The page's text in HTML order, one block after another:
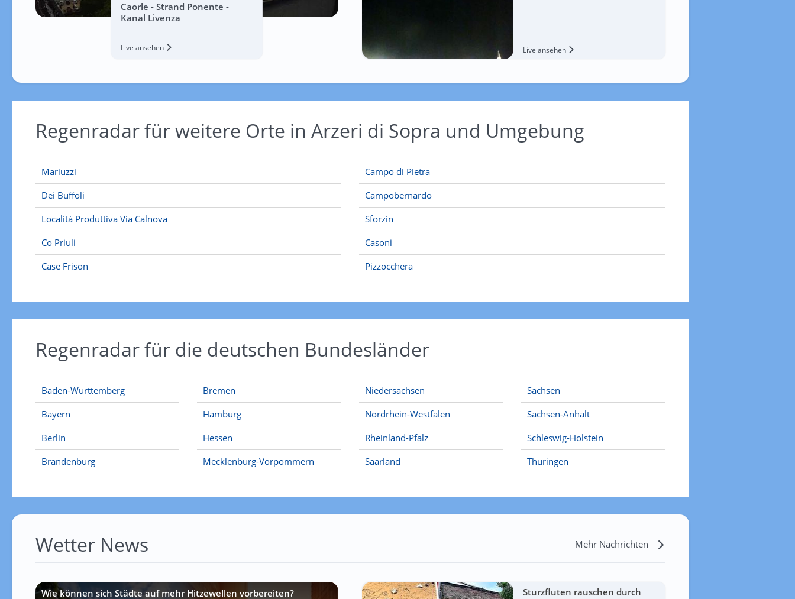
Caorle - Strand Ponente -
Kanal Livenza
Live ansehen Live ansehen
Regenradar für weitere Orte in Arzeri di Sopra und Umgebung
Mariuzzi
Dei Buffoli
Località Produttiva Via Calnova
Co Priuli
Case Frison
Campo di Pietra
Campobernardo
Sforzin
Casoni
Pizzocchera
Regenradar für die deutschen Bundesländer
Baden-Württemberg
Bayern
Berlin
Brandenburg
Bremen
Hamburg
Hessen
Mecklenburg-Vorpommern
Niedersachsen
Nordrhein-Westfalen
Rheinland-Pfalz
Saarland
Sachsen
Sachsen-Anhalt
Schleswig-Holstein
Thüringen
Wetter News Mehr Nachrichten
Wie können sich Städte auf mehr Hitzewellen vorbereiten?
Sturzfluten rauschen durch